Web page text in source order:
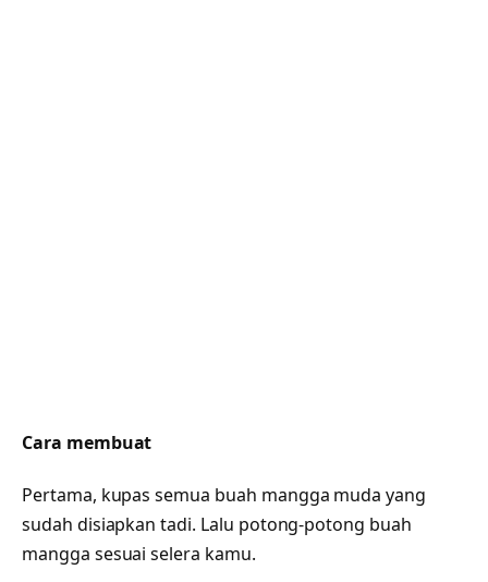
Cara membuat
Pertama, kupas semua buah mangga muda yang
sudah disiapkan tadi. Lalu potong-potong buah
mangga sesuai selera kamu.